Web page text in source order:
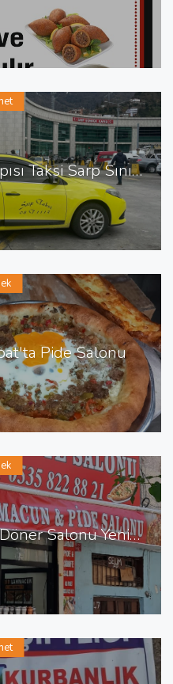
Sarp Gümrük Sınır Kapısı Taksi Sarp Sınır Kapısı En Yakın Taksi
Pide Salonu
Kadir Lahmacun Pide Döner Salonu Yenişehir de Lahmacun Pide